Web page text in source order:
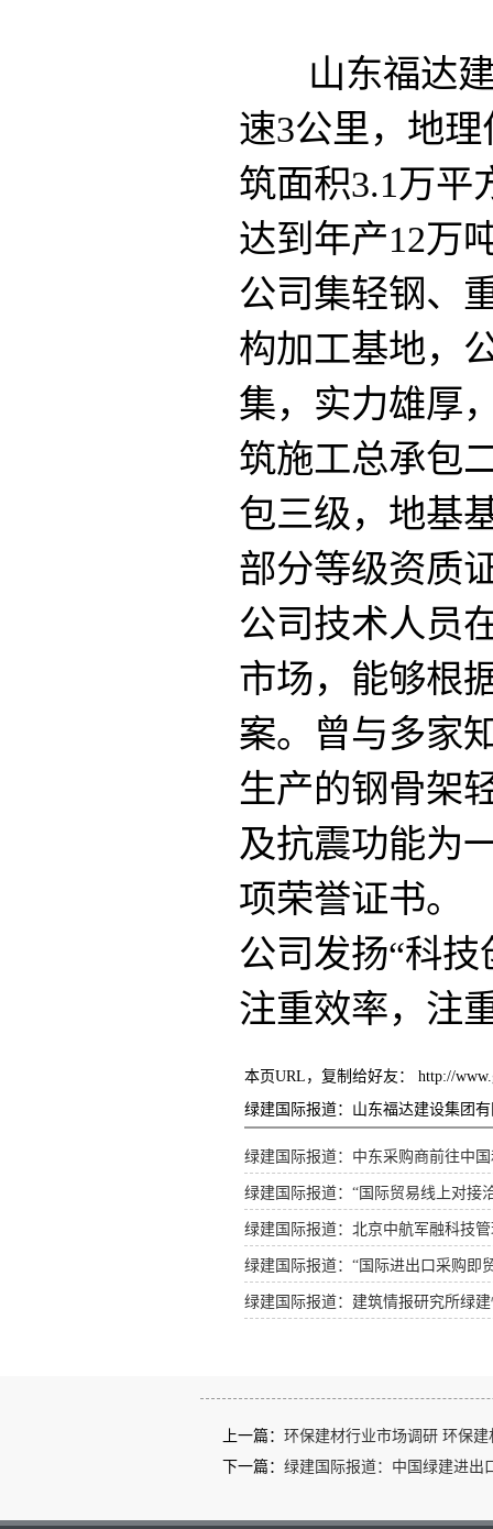
山东福达建
速3公里，地
筑面积3.1万平
达到年产12万
公司集轻钢、
构加工基地，
集，实力雄厚
筑施工总承包
包三级，地基
部分等级资质
公司技术人员
市场，能够根
案。曾与多家
生产的钢骨架
及抗震功能为
项荣誉证书。
公司发扬“科
注重效率，注
本页URL，复制给好友： http://
绿建国际报道：山东福达建设集团
绿建国际报道：中东采购商前往中
绿建国际报道：“国际贸易线上对接
绿建国际报道：北京中航军融科技
绿建国际报道：“国际进出口采购即
绿建国际报道：建筑情报研究所绿
上一篇： 环保建材行业市场调研 环保
下一篇： 绿建国际报道：中国绿建进出